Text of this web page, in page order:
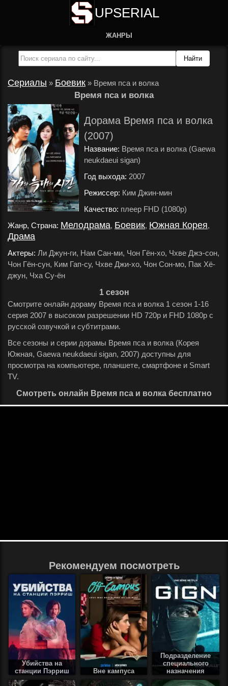
UPSERIAL
ЖАНРЫ
Сериалы » Боевик » Время пса и волка
Время пса и волка
Дорама Время пса и волка
(2007)
Название: Время пса и волка (Gaewa
neukdaeui sigan)
Год выхода: 2007
Режиссер: Ким Джин-мин
Качество: плеер FHD (1080p)
Жанр, Страна: Мелодрама, Боевик, Южная Корея,
Драма
Актеры: Ли Джун-ги, Нам Сан-ми, Чон Гён-хо, Чхве Джэ-сон,
Чон Гён-сун, Ким Гап-су, Чхве Джи-хо, Чон Сон-мо, Пак Хё-
джун, Чха Су-ён
1 сезон
Смотрите онлайн дораму Время пса и волка 1 сезон 1-16
серия 2007 в высоком разрешении HD 720p и FHD 1080p с
русской озвучкой и субтитрами.
Все сезоны и серии дорамы Время пса и волка (Корея
Южная, Gaewa neukdaeui sigan, 2007) доступны для
просмотра на компьютере, планшете, смартфоне и Smart
TV.
Смотреть онлайн Время пса и волка бесплатно
Рекомендуем посмотреть
Убийства на
станции Пэрриш
Вне кампуса
Подразделение
специального
назначения